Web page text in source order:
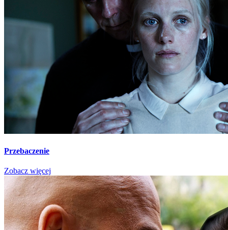
Przebaczenie
Zobacz więcej